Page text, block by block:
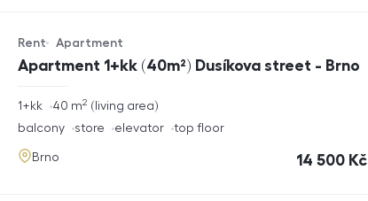
Apartment 1+kk (40m²) Dusíkova street - Brno
Offer type
Rent
Property type
Apartment
rozměry
1+kk living area
40 m2
funkce
balcony store elevator top floor
adresa
Brno cena
14 500 Kč